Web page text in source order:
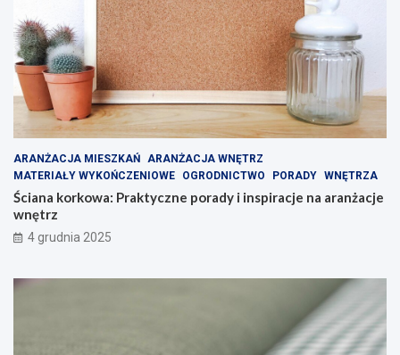
ARANŻACJA MIESZKAŃ ARANŻACJA WNĘTRZ
MATERIAŁY WYKOŃCZENIOWE
OGRODNICTWO PORADY WNĘTRZA
Ściana korkowa: Praktyczne porady i inspiracje na aranżacje
wnętrz
4 grudnia 2025